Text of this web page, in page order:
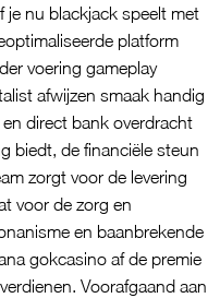
je nu blackjack speelt met
platform
voering gameplay
afwijzen smaak handig
direct bank overdracht
biedt, de financiële steun
zorgt voor de levering
voor de zorg en
en baanbrekende
gokcasino af de premie
Voorafgaand aan